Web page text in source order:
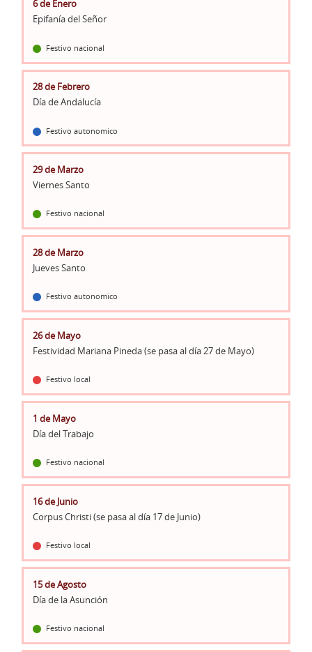
6 de Enero
Epifanía del Señor
Festivo nacional
28 de Febrero
Día de Andalucía
Festivo autonomico
29 de Marzo
Viernes Santo
Festivo nacional
28 de Marzo
Jueves Santo
Festivo autonomico
26 de Mayo
Festividad Mariana Pineda (se pasa al día 27 de Mayo)
Festivo local
1 de Mayo
Día del Trabajo
Festivo nacional
16 de Junio
Corpus Christi (se pasa al día 17 de Junio)
Festivo local
15 de Agosto
Día de la Asunción
Festivo nacional